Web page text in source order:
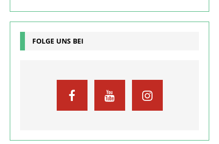
FOLGE UNS BEI